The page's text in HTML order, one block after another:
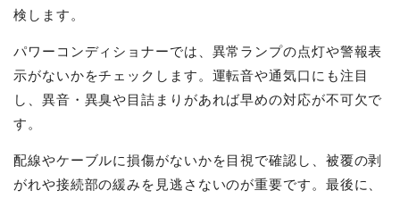
検します。
パワーコンディショナーでは、異常ランプの点灯や警報表
示がないかをチェックします。運転音や通気口にも注目
し、異音・異臭や目詰まりがあれば早めの対応が不可欠で
す。
配線やケーブルに損傷がないかを目視で確認し、被覆の剥
がれや接続部の緩みを見逃さないのが重要です。最後に、